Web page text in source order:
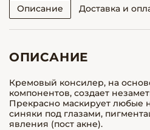
Описание Доставка и
ОПИСАНИЕ
Кремовый консилер, на
компонентов, создает
Прекрасно маскирует любые
синяки под глазами,
явления (пост акне).